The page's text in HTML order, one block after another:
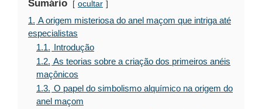
Sumário ocultar
1. A origem misteriosa do anel maçom que intriga até
especialistas
1.1. Introdução
1.2. As teorias sobre a criação dos primeiros anéis
maçônicos
1.3. O papel do simbolismo alquímico na origem do
anel maçom